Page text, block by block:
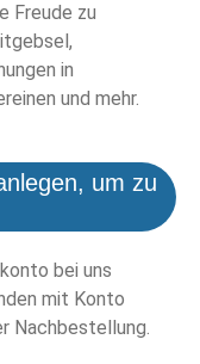
Freude zu
in
und mehr.
um zu
bei uns
mit Konto
Nachbestellung.